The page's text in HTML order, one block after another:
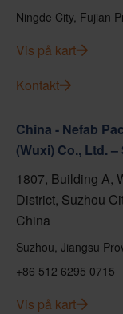
Ningde City, Fujian
Vis på kart
Kontakt
China - Nefab
(Wuxi) Co., Ltd.
1807, Building A,
District, Suzhou
China
Suzhou, Jiangsu
+86 512 6295 0715
Vis på kart